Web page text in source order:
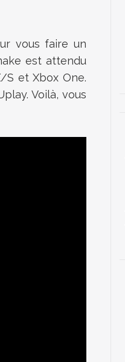
vous faire un
est attendu
S et Xbox One.
Voilà, vous